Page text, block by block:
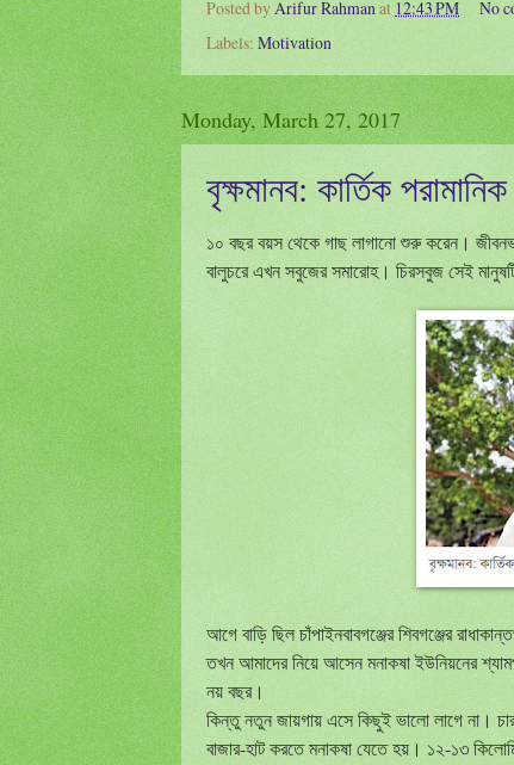
Posted by Arifur Rahman at 12:43 PM
No
Labels: Motivation
Monday, March 27, 2017
বৃক্ষমানব: কার্তিক পরামানিক
১০ বছর বয়স থেকে গাছ লাগানো শুরু করেন।
বালুচরে এখন সবুজের সমারোহ। চিরসবুজ সেই
আগে বাড়ি ছিল চাঁপাইনবাবগঞ্জের শিবগঞ্জের
তখন আমাদের নিয়ে আসেন মনাকষা ইউনিয়নের
নয় বছর।
কিন্তু নতুন জায়গায় এসে কিছুই ভালো লাগে না।
বাজার-হাট করতে মনাকষা যেতে হয়। ১২-১৩